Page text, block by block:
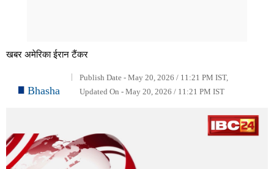
खबर अमेरिका ईरान टैंकर
Bhasha
Publish Date - May 20, 2026 / 11:21 PM IST,
Updated On - May 20, 2026 / 11:21 PM IST